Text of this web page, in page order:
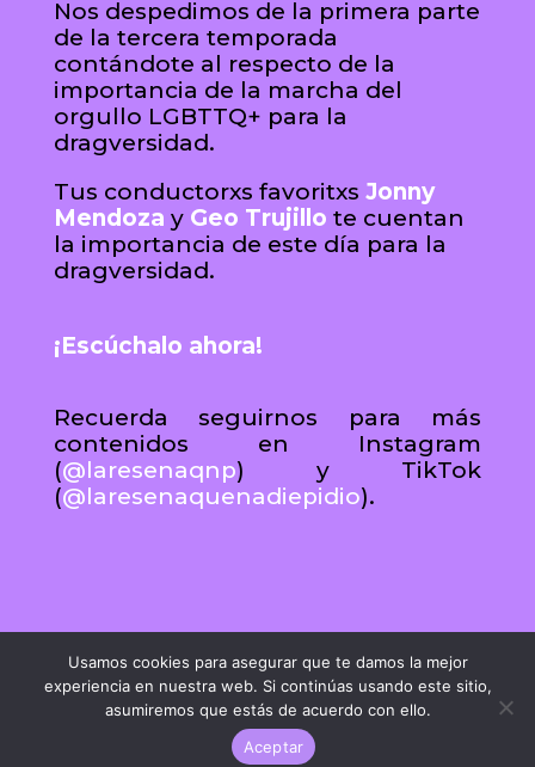
Nos despedimos de la primera parte
de la tercera temporada
contándote al respecto de la
importancia de la marcha del
orgullo LGBTTQ+ para la
dragversidad.
Tus conductorxs favoritxs Jonny
Mendoza y Geo Trujillo te cuentan
la importancia de este día para la
dragversidad.
¡Escúchalo ahora!
Recuerda seguirnos para más
contenidos en Instagram
(@laresenaqnp) y TikTok
(@laresenaquenadiepidio).
LARESEÑAQUENADIEPIDIO.COM ® | 2023
Usamos cookies para asegurar que te damos la mejor
experiencia en nuestra web. Si continúas usando este sitio,
asumiremos que estás de acuerdo con ello.
Aceptar